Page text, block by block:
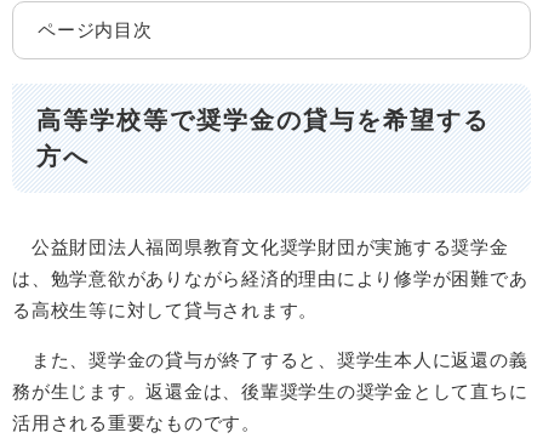
ページ内目次
高等学校等で奨学金の貸与を希望する
方へ
公益財団法人福岡県教育文化奨学財団が実施する奨学金
は、勉学意欲がありながら経済的理由により修学が困難であ
る高校生等に対して貸与されます。
また、奨学金の貸与が終了すると、奨学生本人に返還の義
務が生じます。返還金は、後輩奨学生の奨学金として直ちに
活用される重要なものです。